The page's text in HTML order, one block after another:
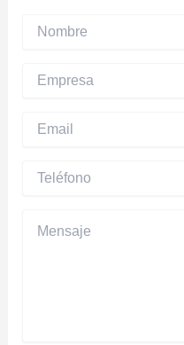
marca son fundamentales